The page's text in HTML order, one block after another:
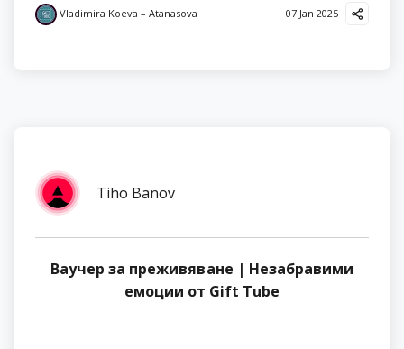
Vladimira Koeva – Atanasova 07 Jan 2025
Tiho Banov
Ваучер за преживяване | Незабравими
емоции от Gift Tube